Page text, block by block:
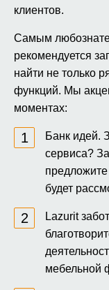
клиентов.
Самым
рекомендуется
найти не только
функций. Мы
моментах:
Банк идей.
сервиса?
будет
Lazurit
мебельной